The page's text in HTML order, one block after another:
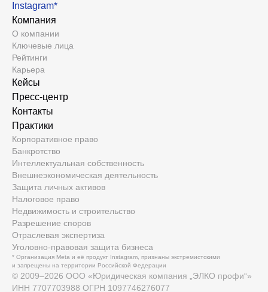
Instagram*
Компания
О компании
Ключевые лица
Рейтинги
Карьера
Кейсы
Пресс-центр
Контакты
Практики
Корпоративное право
Банкротство
Интеллектуальная собственность
Внешнеэкономическая деятельность
Защита личных активов
Налоговое право
Недвижимость и строительство
Разрешение споров
Отраслевая экспертиза
Уголовно-правовая защита бизнеса
* Организация Meta и её продукт Instagram, признаны экстремистскими
и запрещены на территории Российской Федерации
© 2009–2026 ООО «Юридическая компания „ЭЛКО профи“»
ИНН 7707703988 ОГРН 1097746276077